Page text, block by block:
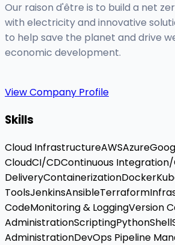
Our raison d'être is to build a net
with electricity and innovative
to help save the planet and drive
economic development.
View Company Profile
Skills
Cloud InfrastructureAWSAzure
CloudCI/CDContinuous
DeliveryContainerizationDocker
ToolsJenkinsAnsibleTerraform
CodeMonitoring & LoggingVersion
AdministrationScriptingPythonShell
AdministrationDevOps Pipeline